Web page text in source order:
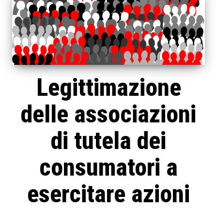
Legittimazione
delle associazioni
di tutela dei
consumatori a
esercitare azioni